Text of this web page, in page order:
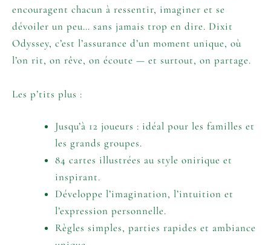
encouragent chacun à ressentir, imaginer et se
dévoiler un peu… sans jamais trop en dire. Dixit
Odyssey, c’est l’assurance d’un moment unique, où
l’on rit, on rêve, on écoute — et surtout, on partage.
Les p’tits plus :
Jusqu’à 12 joueurs : idéal pour les familles et
les grands groupes.
84 cartes illustrées au style onirique et
inspirant.
Développe l’imagination, l’intuition et
l’expression personnelle.
Règles simples, parties rapides et ambiance